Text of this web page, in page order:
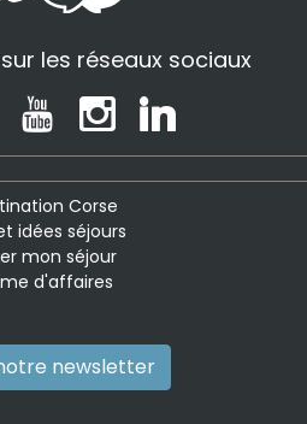
les réseaux sociaux
Corse
idées séjours
mon séjour
d'affaires
newsletter